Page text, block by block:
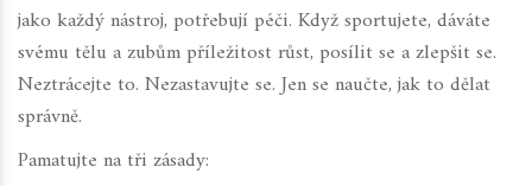
jako každý nástroj, potřebují péči. Když sportujete, dáváte
svému tělu a zubům příležitost růst, posílit se a zlepšit se.
Neztrácejte to. Nezastavujte se. Jen se naučte, jak to dělat
správně.
Pamatujte na tři zásady: